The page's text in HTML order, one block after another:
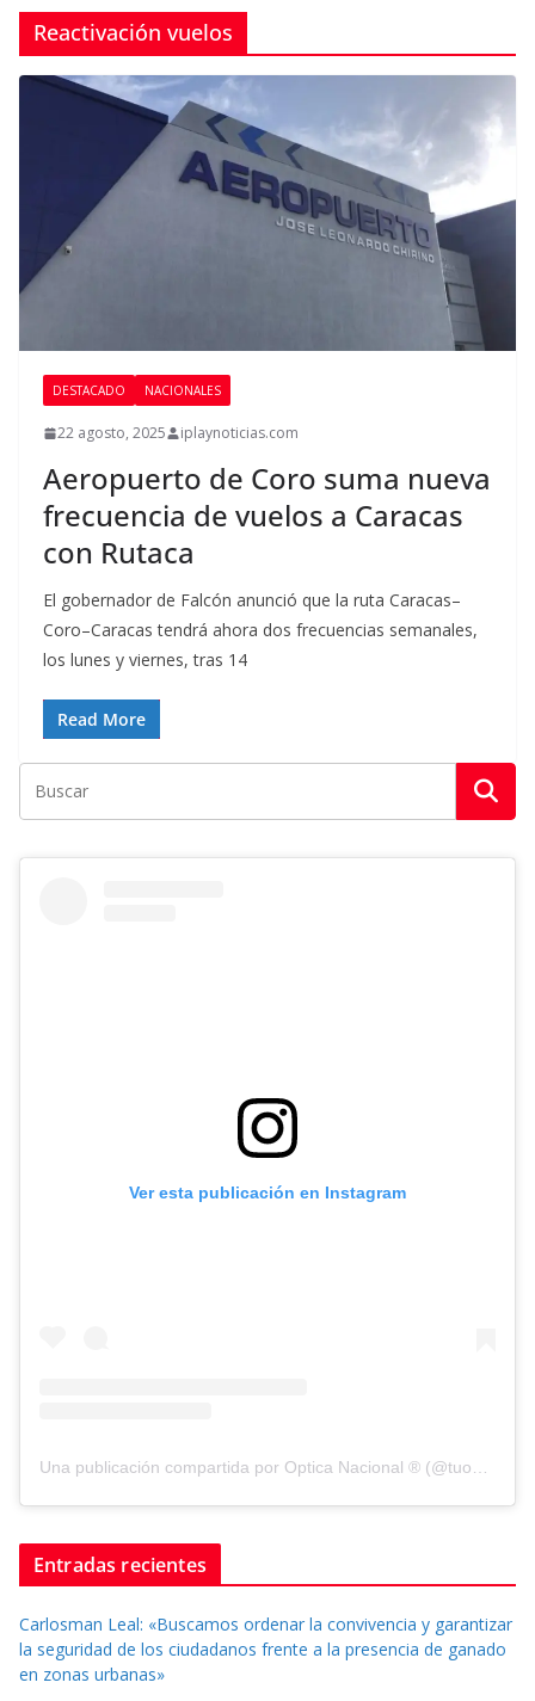
Reactivación vuelos
DESTACADO NACIONALES
22 agosto, 2025 iplaynoticias.com
Aeropuerto de Coro suma nueva
frecuencia de vuelos a Caracas
con Rutaca
El gobernador de Falcón anunció que la ruta Caracas–
Coro–Caracas tendrá ahora dos frecuencias semanales,
los lunes y viernes, tras 14
Read More
Ver esta publicación en Instagram
Una publicación compartida por Optica Nacional ® (@tuopticanacional)
Entradas recientes
Carlosman Leal: «Buscamos ordenar la convivencia y garantizar
la seguridad de los ciudadanos frente a la presencia de ganado
en zonas urbanas»